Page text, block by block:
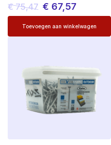
€75,47
Le
prix
€ 75,47.
€ 67,57
Le
prix
€ 67,57.